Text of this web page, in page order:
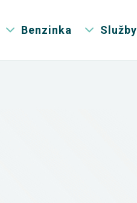
Benzinka Služby